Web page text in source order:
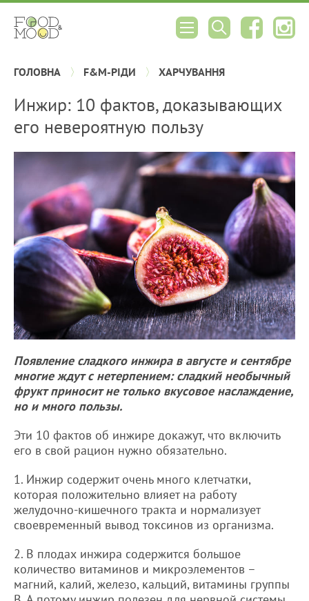
ГОЛОВНА F&M-РІДИ ХАРЧУВАННЯ
Инжир: 10 фактов, доказывающих
его невероятную пользу
Появление сладкого инжира в августе и сентябре
многие ждут с нетерпением: сладкий необычный
фрукт приносит не только вкусовое наслаждение,
но и много пользы.
Эти 10 фактов об инжире докажут, что включить
его в свой рацион нужно обязательно.
1. Инжир содержит очень много клетчатки,
которая положительно влияет на работу
желудочно-кишечного тракта и нормализует
своевременный вывод токсинов из организма.
2. В плодах инжира содержится большое
количество витаминов и микроэлементов –
магний, калий, железо, кальций, витамины группы